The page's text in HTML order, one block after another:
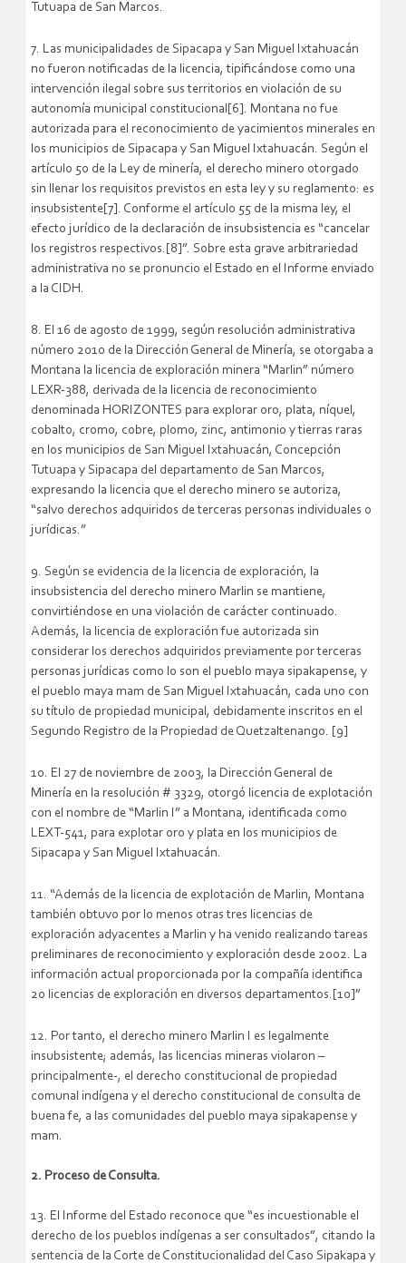
Tutuapa de San Marcos.
7. Las municipalidades de Sipacapa y San Miguel Ixtahuacán
no fueron notificadas de la licencia, tipificándose como una
intervención ilegal sobre sus territorios en violación de su
autonomía municipal constitucional[6]. Montana no fue
autorizada para el reconocimiento de yacimientos minerales en
los municipios de Sipacapa y San Miguel Ixtahuacán. Según el
artículo 50 de la Ley de minería, el derecho minero otorgado
sin llenar los requisitos previstos en esta ley y su reglamento: es
insubsistente[7]. Conforme el artículo 55 de la misma ley, el
efecto jurídico de la declaración de insubsistencia es “cancelar
los registros respectivos.[8]”. Sobre esta grave arbitrariedad
administrativa no se pronuncio el Estado en el Informe enviado
a la CIDH.
8. El 16 de agosto de 1999, según resolución administrativa
número 2010 de la Dirección General de Minería, se otorgaba a
Montana la licencia de exploración minera “Marlin” número
LEXR-388, derivada de la licencia de reconocimiento
denominada HORIZONTES para explorar oro, plata, níquel,
cobalto, cromo, cobre, plomo, zinc, antimonio y tierras raras
en los municipios de San Miguel Ixtahuacán, Concepción
Tutuapa y Sipacapa del departamento de San Marcos,
expresando la licencia que el derecho minero se autoriza,
“salvo derechos adquiridos de terceras personas individuales o
jurídicas.”
9. Según se evidencia de la licencia de exploración, la
insubsistencia del derecho minero Marlin se mantiene,
convirtiéndose en una violación de carácter continuado.
Además, la licencia de exploración fue autorizada sin
considerar los derechos adquiridos previamente por terceras
personas jurídicas como lo son el pueblo maya sipakapense, y
el pueblo maya mam de San Miguel Ixtahuacán, cada uno con
su título de propiedad municipal, debidamente inscritos en el
Segundo Registro de la Propiedad de Quetzaltenango. [9]
10. El 27 de noviembre de 2003, la Dirección General de
Minería en la resolución # 3329, otorgó licencia de explotación
con el nombre de “Marlin I” a Montana, identificada como
LEXT-541, para explotar oro y plata en los municipios de
Sipacapa y San Miguel Ixtahuacán.
11. “Además de la licencia de explotación de Marlin, Montana
también obtuvo por lo menos otras tres licencias de
exploración adyacentes a Marlin y ha venido realizando tareas
preliminares de reconocimiento y exploración desde 2002. La
información actual proporcionada por la compañía identifica
20 licencias de exploración en diversos departamentos.[10]”
12. Por tanto, el derecho minero Marlin I es legalmente
insubsistente; además, las licencias mineras violaron –
principalmente-, el derecho constitucional de propiedad
comunal indígena y el derecho constitucional de consulta de
buena fe, a las comunidades del pueblo maya sipakapense y
mam.
2. Proceso de Consulta.
13. El Informe del Estado reconoce que “es incuestionable el
derecho de los pueblos indígenas a ser consultados”, citando la
sentencia de la Corte de Constitucionalidad del Caso Sipakapa y